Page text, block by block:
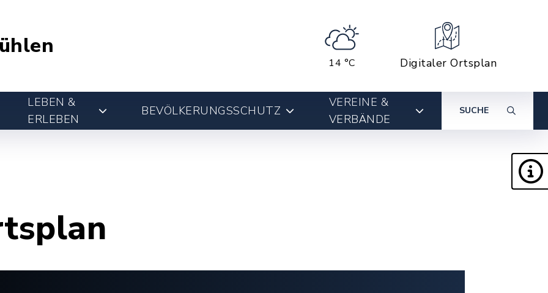
14 °C Digitaler Ortsplan
LEBEN &
ERLEBEN
BEVÖLKERUNGSSCHUTZ
VEREINE &
VERBÄNDE
SUCHE